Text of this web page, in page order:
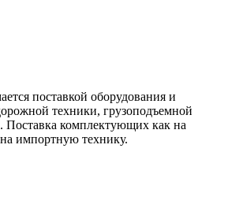
поставкой оборудования и
техники, грузоподъемной
Поставка комплектующих как на
импортную технику.